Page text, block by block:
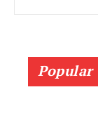
Popular